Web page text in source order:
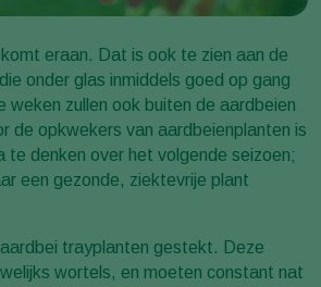
eraan. Dat is ook te zien aan de
onder glas inmiddels goed op gang
weken zullen ook buiten de aardbeien
de opkwekers van aardbeienplanten is
te denken over het volgende seizoen;
een gezonde, ziektevrije plant
trayplanten gestekt. Deze
wortels, en moeten constant nat